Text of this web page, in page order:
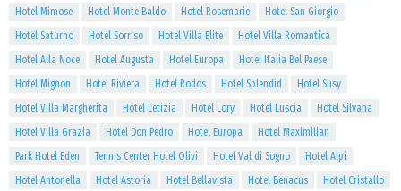
Hotel Mimose
Hotel Monte Baldo Hotel Rosemarie
Hotel San Giorgio
Hotel Saturno
Hotel Sorriso Hotel Villa Elite
Hotel Villa Romantica
Hotel Alla Noce
Hotel Augusta Hotel Europa
Hotel Italia Bel Paese
Hotel Mignon
Hotel Riviera Hotel Rodos Hotel Splendid
Hotel Susy
Hotel Villa Margherita
Hotel Letizia Hotel Lory Hotel Luscia
Hotel Silvana
Hotel Villa Grazia
Hotel Don Pedro Hotel Europa
Hotel Maximilian
Park Hotel Eden
Tennis Center Hotel Olivi Hotel Val di Sogno
Hotel Alpi
Hotel Antonella
Hotel Astoria Hotel Bellavista Hotel Benacus
Hotel Cristallo